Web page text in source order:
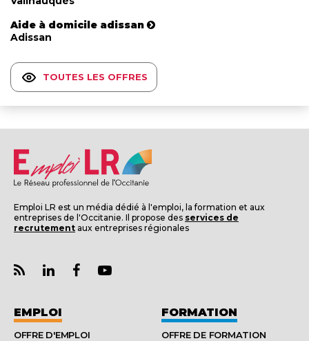
Aide à domicile adissan
Adissan
TOUTES LES OFFRES
Emploi LR est un média dédié à l'emploi, la formation et aux
entreprises de l'Occitanie. Il propose des services de
recrutement aux entreprises régionales
EMPLOI
OFFRE D'EMPLOI
FORMATION
OFFRE DE FORMATION